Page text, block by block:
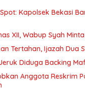
Kapolsek Bekasi
XII, Wabup Syah
Tertahan, Ijazah Dua
Diduga Backing
Anggota Reskrim